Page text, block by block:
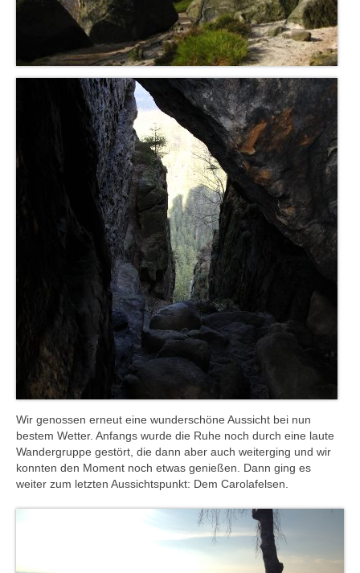
Wir genossen erneut eine wunderschöne Aussicht bei nun
bestem Wetter. Anfangs wurde die Ruhe noch durch eine laute
Wandergruppe gestört, die dann aber auch weiterging und wir
konnten den Moment noch etwas genießen. Dann ging es
weiter zum letzten Aussichtspunkt: Dem Carolafelsen.